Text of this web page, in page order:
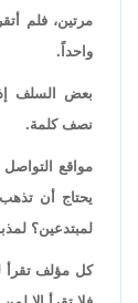
مرتين، فلم
واحداً.
بعض السلف
نصف كلمة.
مواقع
يحتاج أن
لمبتدعين؟
كل مؤلف تقرأ